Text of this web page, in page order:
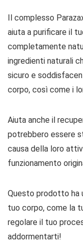
Il complesso
aiuta a purificare il
completamente
ingredienti naturali
sicuro e
corpo, così come i
Aiuta anche il
potrebbero essere
causa della loro
funzionamento
Questo prodotto
tuo corpo, come la
regolare il tuo
addormentarti!